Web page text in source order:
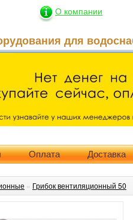
О компании
для
Оплата Доставка
» Грибок вентиляционный 50